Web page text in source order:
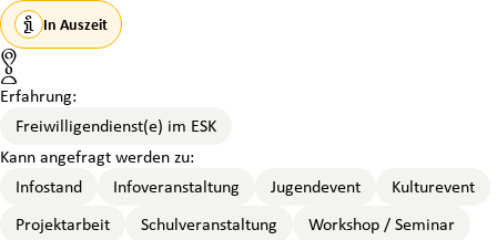
In Auszeit
Standort
Erfahrung:
Freiwilligendienst(e) im ESK
Kann angefragt werden zu:
Infostand
Infoveranstaltung Jugendevent
Kulturevent
Projektarbeit
Schulveranstaltung Workshop / Seminar